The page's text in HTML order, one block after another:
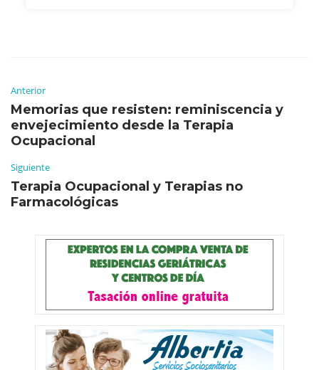
Anterior
Memorias que resisten: reminiscencia y
envejecimiento desde la Terapia
Ocupacional
Siguiente
Terapia Ocupacional y Terapias no
Farmacológicas